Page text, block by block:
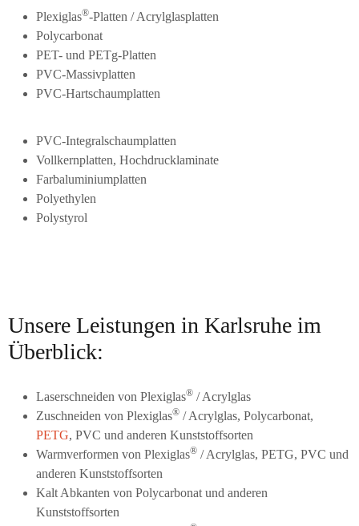
Plexiglas®-Platten / Acrylglasplatten
Polycarbonat
PET- und PETg-Platten
PVC-Massivplatten
PVC-Hartschaumplatten
PVC-Integralschaumplatten
Vollkernplatten, Hochdrucklaminate
Farbaluminiumplatten
Polyethylen
Polystyrol
Unsere Leistungen in Karlsruhe im
Überblick:
Laserschneiden von Plexiglas® / Acrylglas
Zuschneiden von Plexiglas® / Acrylglas, Polycarbonat,
PETG, PVC und anderen Kunststoffsorten
Warmverformen von Plexiglas® / Acrylglas, PETG, PVC und
anderen Kunststoffsorten
Kalt Abkanten von Polycarbonat und anderen
Kunststoffsorten